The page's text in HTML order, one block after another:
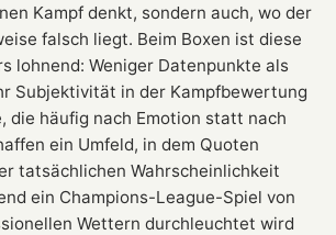
Kampf denkt, sondern auch, wo der
falsch liegt. Beim Boxen ist diese
lohnend: Weniger Datenpunkte als
Subjektivität in der Kampfbewertung
die häufig nach Emotion statt nach
ein Umfeld, in dem Quoten
tatsächlichen Wahrscheinlichkeit
ein Champions-League-Spiel von
Wettern durchleuchtet wird